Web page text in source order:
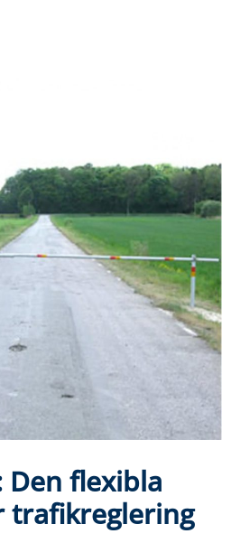
Den flexibla
trafikreglering